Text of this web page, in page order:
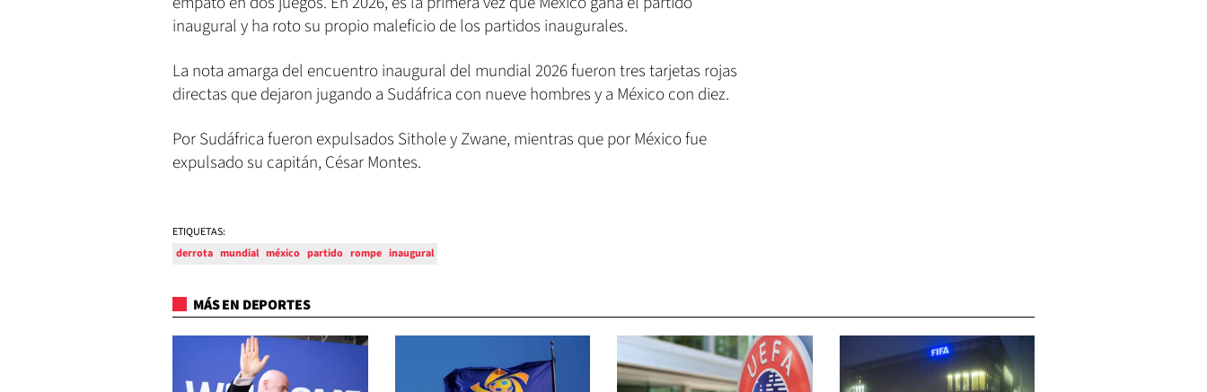
inaugural y ha roto su propio maleficio de los partidos inaugurales.
La nota amarga del encuentro inaugural del mundial 2026 fueron tres tarjetas rojas
directas que dejaron jugando a Sudáfrica con nueve hombres y a México con diez.
Por Sudáfrica fueron expulsados Sithole y Zwane, mientras que por México fue
expulsado su capitán, César Montes.
ETIQUETAS:
derrota mundial méxico partido rompe inaugural
MÁS EN DEPORTES